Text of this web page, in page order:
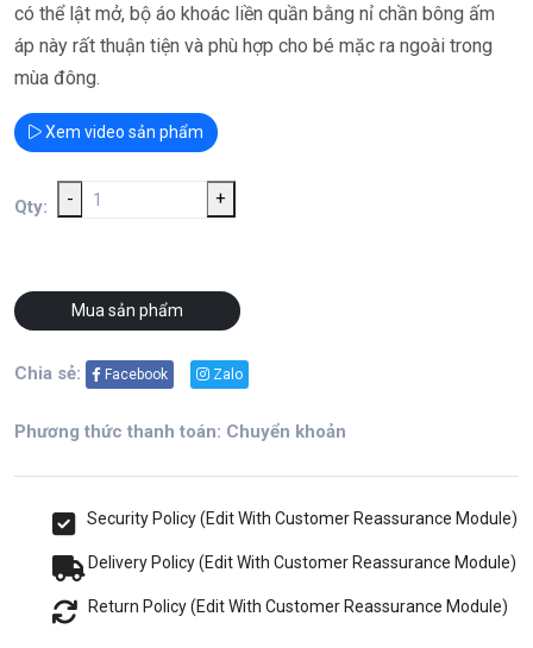
có thể lật mở, bộ áo khoác liền quần bằng nỉ chần bông ấm
áp này rất thuận tiện và phù hợp cho bé mặc ra ngoài trong
mùa đông.
Xem video sản phẩm
Qty: - +
Mua sản phẩm
Chia sẻ: Facebook Zalo
Phương thức thanh toán: Chuyển khoản
Security Policy (Edit With Customer Reassurance Module)
Delivery Policy (Edit With Customer Reassurance Module)
Return Policy (Edit With Customer Reassurance Module)